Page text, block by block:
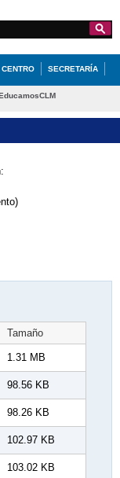
de
SECRETARÍA
INFÓRMATE
Contacto
Tamaño
1.31 MB
98.56 KB
98.26 KB
102.97 KB
103.02 KB